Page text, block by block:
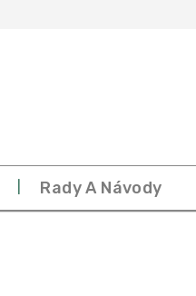
Rady A Návody